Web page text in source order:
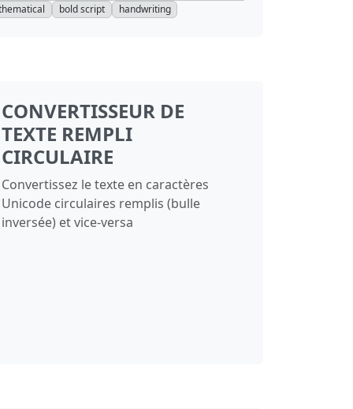
bold script handwriting
CONVERTISSEUR DE
TEXTE REMPLI
CIRCULAIRE
Convertissez le texte en caractères
Unicode circulaires remplis (bulle
inversée) et vice‑versa